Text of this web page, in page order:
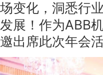
场变化，洞悉行
发展！作为ABB
邀出席此次年会